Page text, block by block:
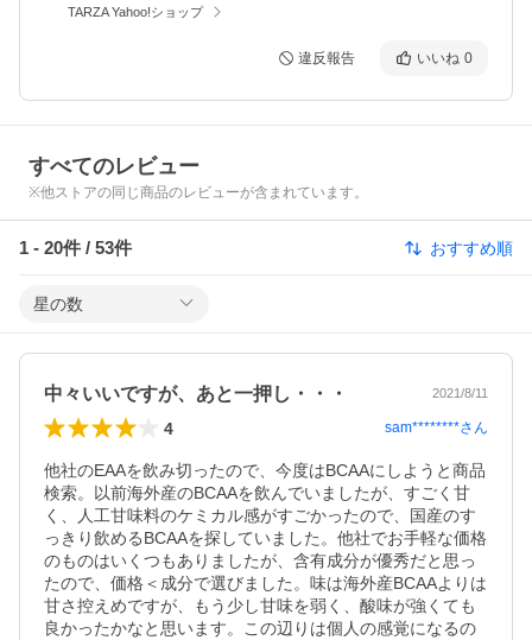
TARZA Yahoo!ショップ
違反報告 いいね 0
すべてのレビュー
※他ストアの同じ商品のレビューが含まれています。
1 - 20件 / 53件 おすすめ順
星の数
中々いいですが、あと一押し・・・ 2021/8/11
4 sam********さん
他社のEAAを飲み切ったので、今度はBCAAにしようと商品
検索。以前海外産のBCAAを飲んでいましたが、すごく甘
く、人工甘味料のケミカル感がすごかったので、国産のす
っきり飲めるBCAAを探していました。他社でお手軽な価格
のものはいくつもありましたが、含有成分が優秀だと思っ
たので、価格＜成分で選びました。味は海外産BCAAよりは
甘さ控えめですが、もう少し甘味を弱く、酸味が強くても
良かったかなと思います。この辺りは個人の感覚になるの